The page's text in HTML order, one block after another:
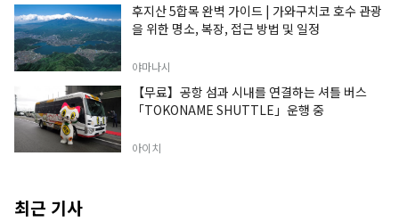
후지산 5합목 완벽 가이드 | 가와구치코 호수 관광
을 위한 명소, 복장, 접근 방법 및 일정
야마나시
【무료】공항 섬과 시내를 연결하는 셔틀 버스
「TOKONAME SHUTTLE」운행 중
아이치
최근 기사